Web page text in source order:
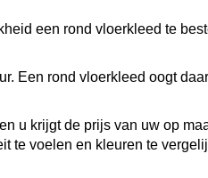
een rond vloerkleed te
Een rond vloerkleed oogt
u krijgt de prijs van uw op
te voelen en kleuren te